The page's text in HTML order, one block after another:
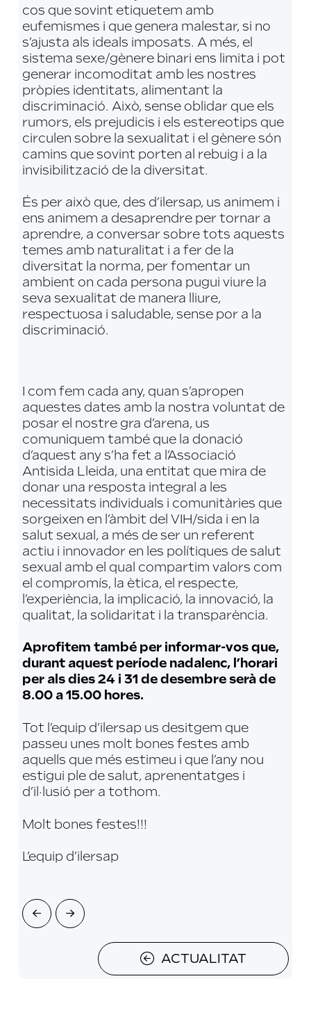
cos que sovint etiquetem amb
eufemismes i que genera malestar, si no
s’ajusta als ideals imposats. A més, el
sistema sexe/gènere binari ens limita i pot
generar incomoditat amb les nostres
pròpies identitats, alimentant la
discriminació. Això, sense oblidar que els
rumors, els prejudicis i els estereotips que
circulen sobre la sexualitat i el gènere són
camins que sovint porten al rebuig i a la
invisibilització de la diversitat.
És per això que, des d’ilersap, us animem i
ens animem a desaprendre per tornar a
aprendre, a conversar sobre tots aquests
temes amb naturalitat i a fer de la
diversitat la norma, per fomentar un
ambient on cada persona pugui viure la
seva sexualitat de manera lliure,
respectuosa i saludable, sense por a la
discriminació.
I com fem cada any, quan s’apropen
aquestes dates amb la nostra voluntat de
posar el nostre gra d’arena, us
comuniquem també que la donació
d’aquest any s’ha fet a l’Associació
Antisida Lleida, una entitat que mira de
donar una resposta integral a les
necessitats individuals i comunitàries que
sorgeixen en l’àmbit del VIH/sida i en la
salut sexual, a més de ser un referent
actiu i innovador en les polítiques de salut
sexual amb el qual compartim valors com
el compromís, la ètica, el respecte,
l’experiència, la implicació, la innovació, la
qualitat, la solidaritat i la transparència.
Aprofitem també per informar-vos que,
durant aquest període nadalenc, l’horari
per als dies 24 i 31 de desembre serà de
8.00 a 15.00 hores.
Tot l’equip d’ilersap us desitgem que
passeu unes molt bones festes amb
aquells que més estimeu i que l’any nou
estigui ple de salut, aprenentatges i
d’il·lusió per a tothom.
Molt bones festes!!!
L’equip d’ilersap
Prev Next
ACTUALITAT